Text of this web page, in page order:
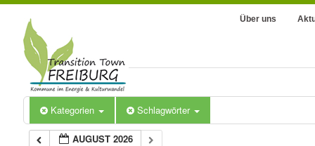
Über uns
Kategorien Schlagwörter
AUGUST 2026